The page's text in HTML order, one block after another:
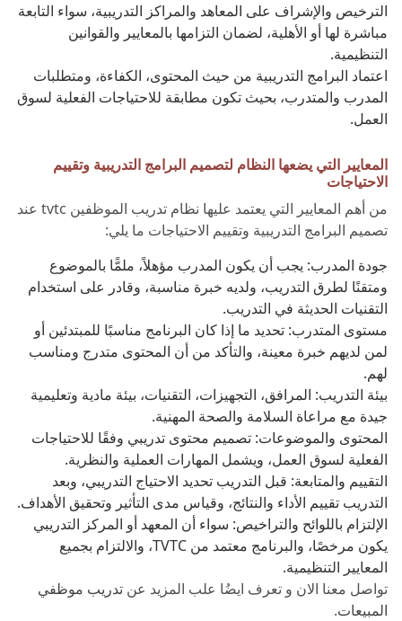
الترخيص والإشراف على المعاهد والمراكز التدريبية، سواء التابعة
مباشرة لها أو الأهلية، لضمان التزامها بالمعايير والقوانين
التنظيمية.
اعتماد البرامج التدريبية من حيث المحتوى، الكفاءة، ومتطلبات
المدرب والمتدرب، بحيث تكون مطابقة للاحتياجات الفعلية لسوق
العمل.
المعايير التي يضعها النظام لتصميم البرامج التدريبية وتقييم
الاحتياجات
من أهم المعايير التي يعتمد عليها نظام تدريب الموظفين tvtc عند
تصميم البرامج التدريبية وتقييم الاحتياجات ما يلي:
جودة المدرب: يجب أن يكون المدرب مؤهلاً، ملمًّا بالموضوع
ومتقنًا لطرق التدريب، ولديه خبرة مناسبة، وقادر على استخدام
التقنيات الحديثة في التدريب.
مستوى المتدرب: تحديد ما إذا كان البرنامج مناسبًا للمبتدئين أو
لمن لديهم خبرة معينة، والتأكد من أن المحتوى متدرج ومناسب
لهم.
بيئة التدريب: المرافق، التجهيزات، التقنيات، بيئة مادية وتعليمية
جيدة مع مراعاة السلامة والصحة المهنية.
المحتوى والموضوعات: تصميم محتوى تدريبي وفقًا للاحتياجات
الفعلية لسوق العمل، ويشمل المهارات العملية والنظرية.
التقييم والمتابعة: قبل التدريب تحديد الاحتياج التدريبي، وبعد
التدريب تقييم الأداء والنتائج، وقياس مدى التأثير وتحقيق الأهداف.
الإلتزام باللوائح والتراخيص: سواء أن المعهد أو المركز التدريبي
يكون مرخصًا، والبرنامج معتمد من TVTC، والالتزام بجميع
المعايير التنظيمية.
تواصل معنا الان و تعرف ايضُا علب المزيد عن تدريب موظفي
المبيعات.